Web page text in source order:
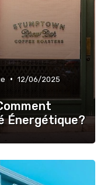
• 12/06/2025
Énergétique?